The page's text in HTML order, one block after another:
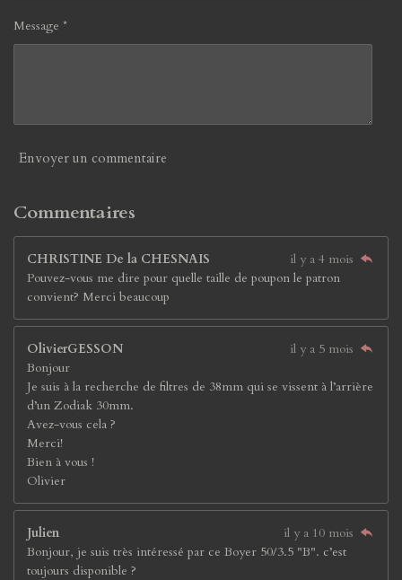
Message *
Envoyer un commentaire
Commentaires
CHRISTINE De la CHESNAIS
il y a 4 mois
Pouvez-vous me dire pour quelle taille de poupon le patron
convient? Merci beaucoup
OlivierGESSON
il y a 5 mois
Bonjour
Je suis à la recherche de filtres de 38mm qui se vissent à l’arrière
d’un Zodiak 30mm.
Avez-vous cela ?
Merci!
Bien à vous !
Olivier
Julien
il y a 10 mois
Bonjour, je suis très intéressé par ce Boyer 50/3.5 "B". c’est
toujours disponible ?